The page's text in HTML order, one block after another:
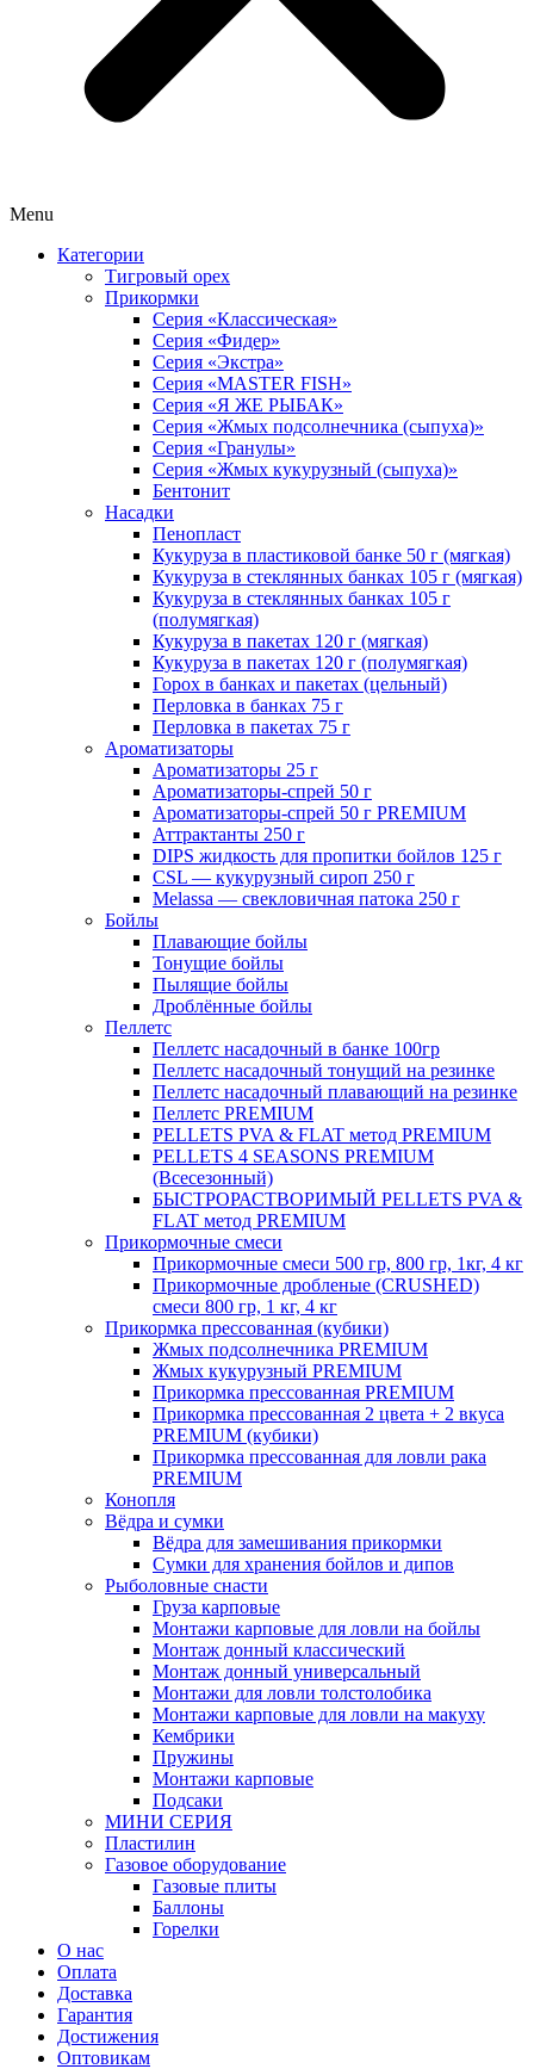
Menu
Категории
Тигровый орех
Прикормки
Серия «Классическая»
Серия «Фидер»
Серия «Экстра»
Серия «MASTER FISH»
Серия «Я ЖЕ РЫБАК»
Серия «Жмых подсолнечника (сыпуха)»
Cерия «Гранулы»
Серия «Жмых кукурузный (сыпуха)»
Бентонит
Насадки
Пенопласт
Кукуруза в пластиковой банке 50 г (мягкая)
Кукуруза в стеклянных банках 105 г (мягкая)
Кукуруза в стеклянных банках 105 г
(полумягкая)
Кукуруза в пакетах 120 г (мягкая)
Кукуруза в пакетах 120 г (полумягкая)
Горох в банках и пакетах (цельный)
Перловка в банках 75 г
Перловка в пакетах 75 г
Ароматизаторы
Ароматизаторы 25 г
Ароматизаторы-спрей 50 г
Ароматизаторы-спрей 50 г PREMIUM
Аттрактанты 250 г
DIPS жидкость для пропитки бойлов 125 г
CSL — кукурузный сироп 250 г
Melassa — свекловичная патока 250 г
Бойлы
Плавающие бойлы
Тонущие бойлы
Пылящие бойлы
Дроблённые бойлы
Пеллетс
Пеллетс насадочный в банке 100гр
Пеллетс насадочный тонущий на резинке
Пеллетс насадочный плавающий на резинке
Пеллетс PREMIUM
PELLETS PVA & FLAT метод PREMIUM
PELLETS 4 SEASONS PREMIUM
(Всесезонный)
БЫСТРОРАСТВОРИМЫЙ PELLETS PVA &
FLAT метод PREMIUM
Прикормочные смеси
Прикормочные смеси 500 гр, 800 гр, 1кг, 4 кг
Прикормочные дробленые (CRUSHED)
смеси 800 гр, 1 кг, 4 кг
Прикормка прессованная (кубики)
Жмых подсолнечника PREMIUM
Жмых кукурузный PREMIUM
Прикормка прессованная PREMIUM
Прикормка прессованная 2 цвета + 2 вкуса
PREMIUM (кубики)
Прикормка прессованная для ловли рака
PREMIUM
Конопля
Вёдра и сумки
Вёдра для замешивания прикормки
Сумки для хранения бойлов и дипов
Рыболовные снасти
Груза карповые
Монтажи карповые для ловли на бойлы
Монтаж донный классический
Монтаж донный универсальный
Монтажи для ловли толстолобика
Монтажи карповые для ловли на макуху
Кембрики
Пружины
Монтажи карповые
Подсаки
МИНИ СЕРИЯ
Пластилин
Газовое оборудование
Газовые плиты
Баллоны
Горелки
О нас
Оплата
Доставка
Гарантия
Достижения
Оптовикам